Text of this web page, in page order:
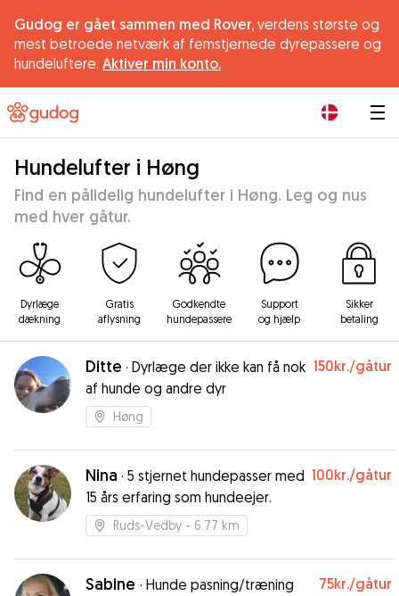
Gudog er gået sammen med Rover, verdens største og
mest betroede netværk af femstjernede dyrepassere og
hundeluftere. Aktiver min konto.
Hundelufter i Høng
Find en pålidelig hundelufter i Høng. Leg og nus
med hver gåtur.
Dyrlæge
dækning
Gratis
aflysning
Godkendte
hundepassere
Support
og hjælp
Sikker
betaling
Ditte · Dyrlæge der ikke kan få nok
af hunde og andre dyr
150kr./gåtur
Høng
Nina · 5 stjernet hundepasser med
15 års erfaring som hundeejer.
100kr./gåtur
Ruds-Vedby - 6.77 km
Sabine · Hunde pasning/træning
75kr./gåtur